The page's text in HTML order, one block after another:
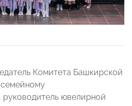
Комитета Башкирской
руководитель ювелирной